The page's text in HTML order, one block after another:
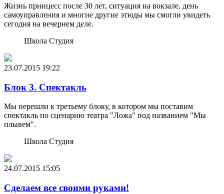
Жизнь принцесс после 30 лет, ситуация на вокзале, день
самоуправления и многие другие этюды мы смогли увидеть
сегодня на вечернем деле.
Школа Студия
23.07.2015 19:22
Блок 3. Спектакль
Мы перешли к третьему блоку, в котором мы поставим
спектакль по сценарию театра "Ложа" под названием "Мы
плывем".
Школа Студия
24.07.2015 15:05
Сделаем все своими руками!